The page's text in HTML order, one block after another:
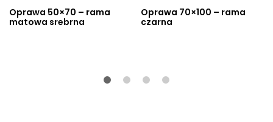
Oprawa 50×70 – rama
matowa srebrna
Oprawa 70×100 – rama
czarna